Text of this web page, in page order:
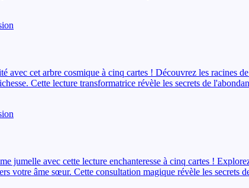
avec cet arbre cosmique à cinq cartes ! Découvrez les racines
Cette lecture transformatrice révèle les secrets de
jumelle avec cette lecture enchanteresse à cinq cartes !
votre âme sœur. Cette consultation magique révèle les secrets